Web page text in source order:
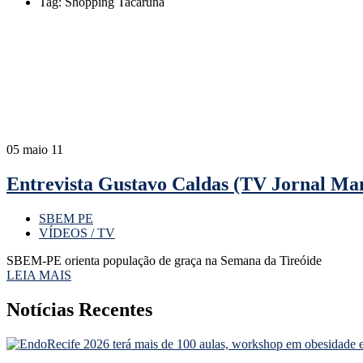
05 maio 11
Entrevista Gustavo Caldas (TV Jornal
SBEM PE
VÍDEOS / TV
SBEM-PE orienta população de graça na Semana da Tireóide
LEIA MAIS
Notícias Recentes